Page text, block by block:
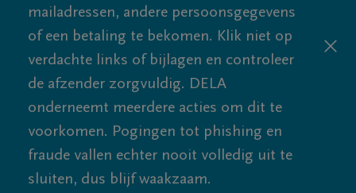
mailadressen, andere persoonsgegevens
of een betaling te bekomen. Klik niet op
verdachte links of bijlagen en controleer
de afzender zorgvuldig. DELA
onderneemt meerdere acties om dit te
voorkomen. Pogingen tot phishing en
fraude vallen echter nooit volledig uit te
sluiten, dus blijf waakzaam.